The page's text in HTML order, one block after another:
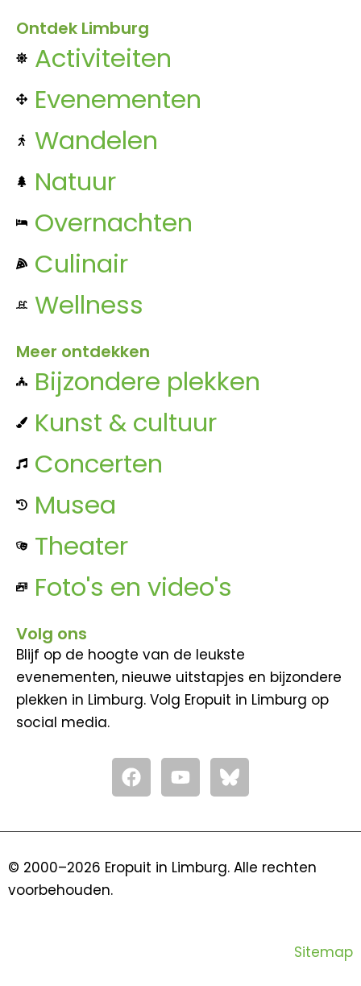
Ontdek Limburg
Activiteiten
Evenementen
Wandelen
Natuur
Overnachten
Culinair
Wellness
Meer ontdekken
Bijzondere plekken
Kunst & cultuur
Concerten
Musea
Theater
Foto's en video's
Volg ons
Blijf op de hoogte van de leukste
evenementen, nieuwe uitstapjes en bijzondere
plekken in Limburg. Volg Eropuit in Limburg op
social media.
F
a
c
o
Y
o
u
b
© 2000–2026 Eropuit in Limburg. Alle rechten
voorbehouden.
Sitemap